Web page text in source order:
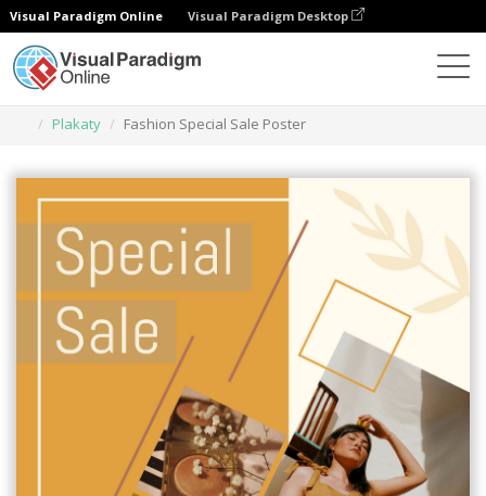
Visual Paradigm Online Visual Paradigm Desktop
Plakaty
Fashion Special Sale Poster